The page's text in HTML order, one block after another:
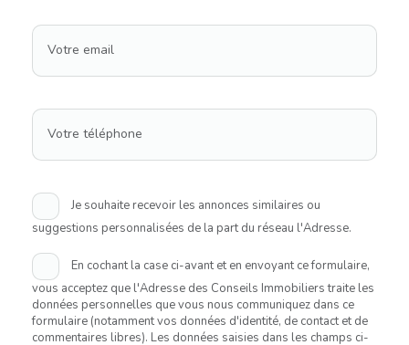
Votre email
Votre téléphone
Je souhaite recevoir les annonces similaires ou
suggestions personnalisées de la part du réseau l'Adresse.
En cochant la case ci-avant et en envoyant ce formulaire,
vous acceptez que l'Adresse des Conseils Immobiliers traite les
données personnelles que vous nous communiquez dans ce
formulaire (notamment vos données d'identité, de contact et de
commentaires libres). Les données saisies dans les champs ci-